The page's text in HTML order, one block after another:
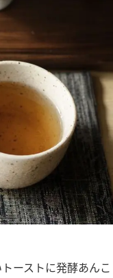
ーストに発酵あんこ